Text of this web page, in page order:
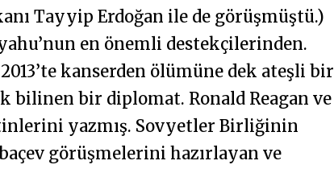
Tayyip Erdoğan ile de görüşmüştü.)
en önemli destekçilerinden.
kanserden ölümüne dek ateşli bir
bir diplomat. Ronald Reagan ve
yazmış. Sovyetler Birliğinin
görüşmelerini hazırlayan ve